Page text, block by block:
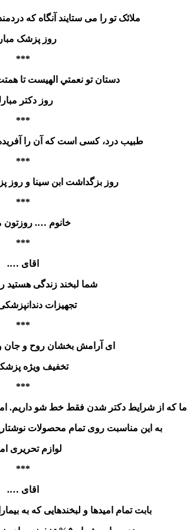
ملائک تو را می ستایند آنگاه که
روز پزشک
***
دستان تو نعمتي الهيست تا
روز دکتر
***
طبیب درد، کسی است که آن را
***
روز بزگداشت ابن سینا و روز
***
خانوم …. روزتون
***
اقای ….
شما لبخند زندگی هستید
تجهیزات
***
ای آرامش بخشان روح و جان
تخفیف ویژه
***
ما که از شرایط دکتر شدن فقط خط شو داریم.
به این مناسبت روی تمام محصولات
لوازم تحریری
***
اقای ….
بابت تمام امیدها و لبخندهایی که به